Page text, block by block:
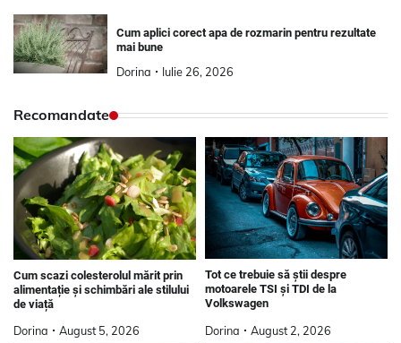
Cum aplici corect apa de rozmarin pentru rezultate
mai bune
Dorina Iulie 26, 2026
Recomandate
Cum scazi colesterolul mărit prin
alimentație și schimbări ale stilului
de viață
Dorina August 5, 2026
Tot ce trebuie să știi despre
motoarele TSI și TDI de la
Volkswagen
Dorina August 2, 2026